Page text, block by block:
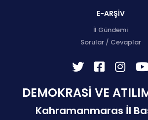
E-ARŞİV
İl Gündemi
Sorular / Cevaplar
DEMOKRASİ VE
Kahramanmaras İl